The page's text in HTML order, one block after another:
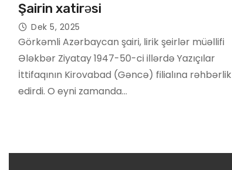
Şairin xatirəsi
Dek 5, 2025
Görkəmli Azərbaycan şairi, lirik şeirlər müəllifi
Ələkbər Ziyatay 1947-50-ci illərdə Yazıçılar
İttifaqının Kirovabad (Gəncə) filialına rəhbərlik
edirdi. O eyni zamanda…